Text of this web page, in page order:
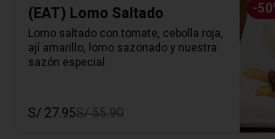
-50
(EAT) Lomo Saltado
Lomo saltado con tomate, cebolla roja,
ají amarillo, lomo sazonado y nuestra
sazón especial.
S/ 27.95S/ 55.90